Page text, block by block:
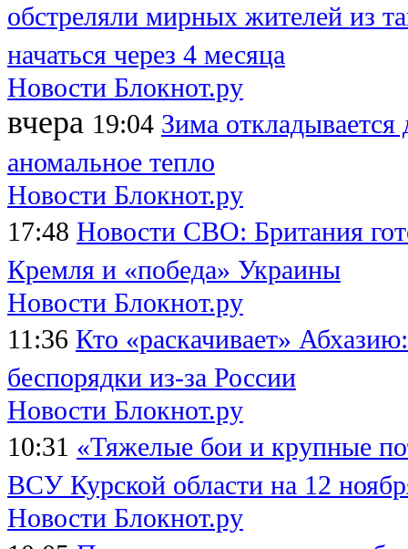
обстреляли мирных жителей из
начаться через 4 месяца
Новости Блокнот.ру
вчера 19:04 Зима
аномальное тепло
Новости Блокнот.ру
17:48 Новости СВО: Британия
Кремля и «победа» Украины
Новости Блокнот.ру
11:36 Кто «раскачивает»
беспорядки из-за России
Новости Блокнот.ру
10:31 «Тяжелые бои и крупные
ВСУ Курской области на 12
Новости Блокнот.ру